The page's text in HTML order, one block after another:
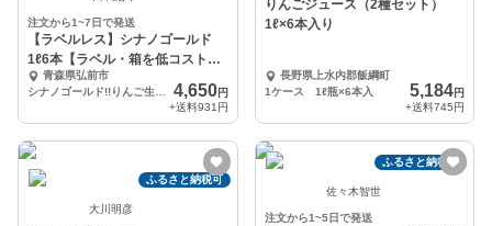
注文から1~7日で発送
【ラベルレス】シナノゴールド
1ℓ6本【ラベル・箱を低コストへ
抑えたお値段】
青森県弘前市
4,650円
+送料931円
りんごジュース（2種セット）
1ℓ×6本入り
長野県上水内郡飯綱町
1ケース 1ℓ瓶×6本入
5,184円
+送料745円
ふるさと納税可
大川明彦
ふるさと納税可
佐々木智世
注文から1~5日で発送